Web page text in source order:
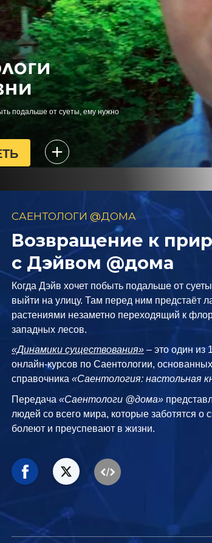
подальше от суеты, ему нужно
САЕНТОЛОГИ @ДОМА
Возвращение к
с Дэйвом @дома
Когда Дэйв хочет побыть подальше от
выйти на улицу. Там перед ним предстаёт
растениями незаметно переходящий к
западных лесов.
«Динамики существования» – это один из
онлайн-курсов по Саентологии,
справочника«Саентология: настольная
Передача«Саентологи @дома»
людей со всего мира, которые заботятся о
болеют и преуспевают в жизни.